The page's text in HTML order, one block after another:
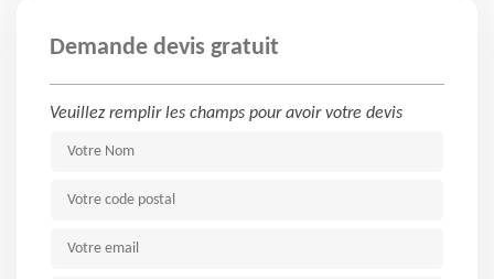
Demande devis gratuit
Veuillez remplir les champs pour avoir votre devis